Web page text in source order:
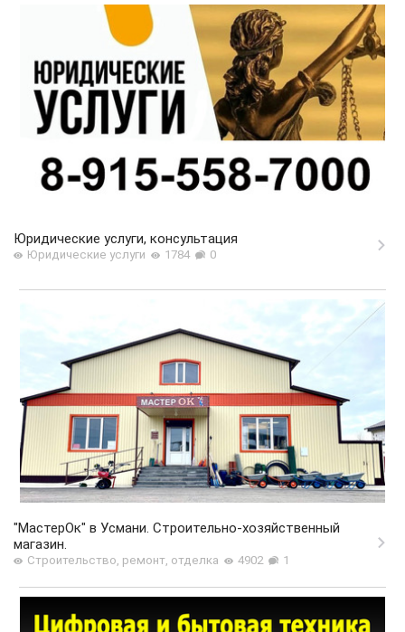
Юридические услуги, консультация
Юридические услуги 1784 0
"МастерОк" в Усмани. Строительно-хозяйственный
магазин.
Строительство, ремонт, отделка 4902 1